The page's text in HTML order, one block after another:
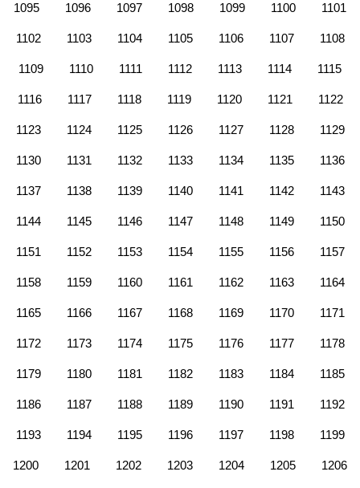
1095 1096 1097 1098 1099 1100 1101
1102 1103 1104 1105 1106 1107 1108
1109 1110 1111 1112 1113 1114 1115
1116 1117 1118 1119 1120 1121 1122
1123 1124 1125 1126 1127 1128 1129
1130 1131 1132 1133 1134 1135 1136
1137 1138 1139 1140 1141 1142 1143
1144 1145 1146 1147 1148 1149 1150
1151 1152 1153 1154 1155 1156 1157
1158 1159 1160 1161 1162 1163 1164
1165 1166 1167 1168 1169 1170 1171
1172 1173 1174 1175 1176 1177 1178
1179 1180 1181 1182 1183 1184 1185
1186 1187 1188 1189 1190 1191 1192
1193 1194 1195 1196 1197 1198 1199
1200 1201 1202 1203 1204 1205 1206